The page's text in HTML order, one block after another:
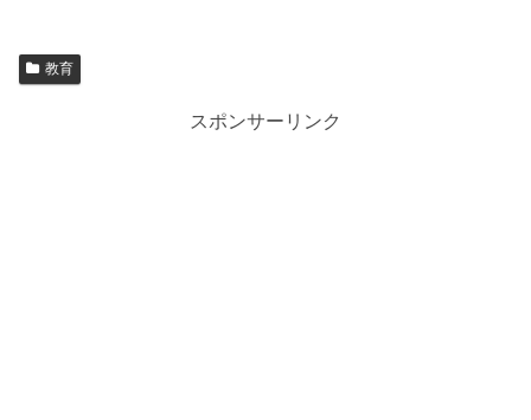
教育
スポンサーリンク